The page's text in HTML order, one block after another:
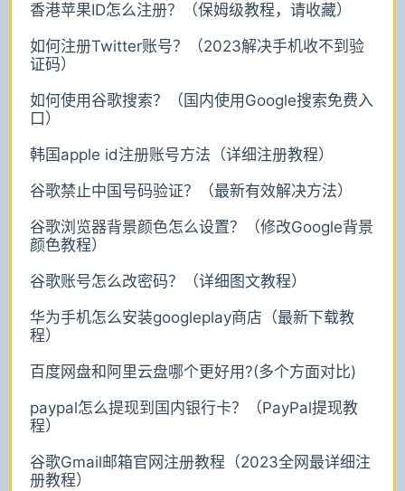
香港苹果ID怎么注册？（保姆级教程，请收藏）
如何注册Twitter账号？（2023解决手机收不到验
证码）
如何使用谷歌搜索？（国内使用Google搜索免费入
口）
韩国apple id注册账号方法（详细注册教程）
谷歌禁止中国号码验证？（最新有效解决方法）
谷歌浏览器背景颜色怎么设置？（修改Google背景
颜色教程）
谷歌账号怎么改密码？（详细图文教程）
华为手机怎么安装googleplay商店（最新下载教
程）
百度网盘和阿里云盘哪个更好用?(多个方面对比)
paypal怎么提现到国内银行卡？（PayPal提现教
程）
谷歌Gmail邮箱官网注册教程（2023全网最详细注
册教程）